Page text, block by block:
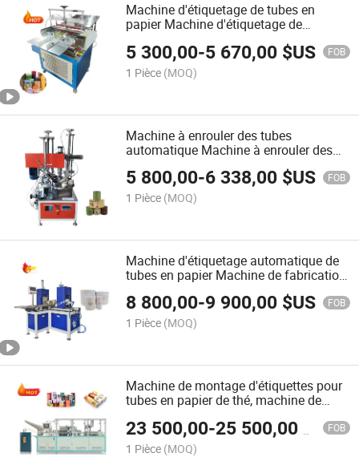
Machine d'étiquetage de tubes en
papier Machine d'étiquetage de
5 300,00-5 670,00 $US FOB
1 Pièce (MOQ)
Machine à enrouler des tubes
automatique Machine à enrouler des
noyaux en papier Machine à enrouler
les bords des tubes
5 800,00-6 338,00 $US FOB
1 Pièce (MOQ)
Machine d'étiquetage automatique de
tubes en papier Machine de fabrication
8 800,00-9 900,00 $US FOB
1 Pièce (MOQ)
Machine de montage d'étiquettes pour
tubes en papier de thé, machine de
de pomme de terre
23 500,00-25 500,00 FOB
1 Pièce (MOQ)